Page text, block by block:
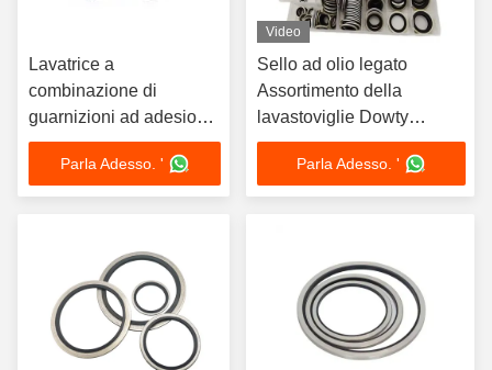
Lavatrice a
combinazione di
guarnizioni ad adesione
resistente all'olio
personalizzabile
Parla Adesso. '
Video
Sello ad olio legato
Assortimento della
lavastoviglie Dowty
Metrica 6 8 10 12 22 24
mm O Ring Box Oro Blu
Parla Adesso. '